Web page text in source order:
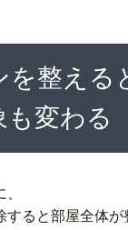
を整える
も変わる
すると部屋全体が